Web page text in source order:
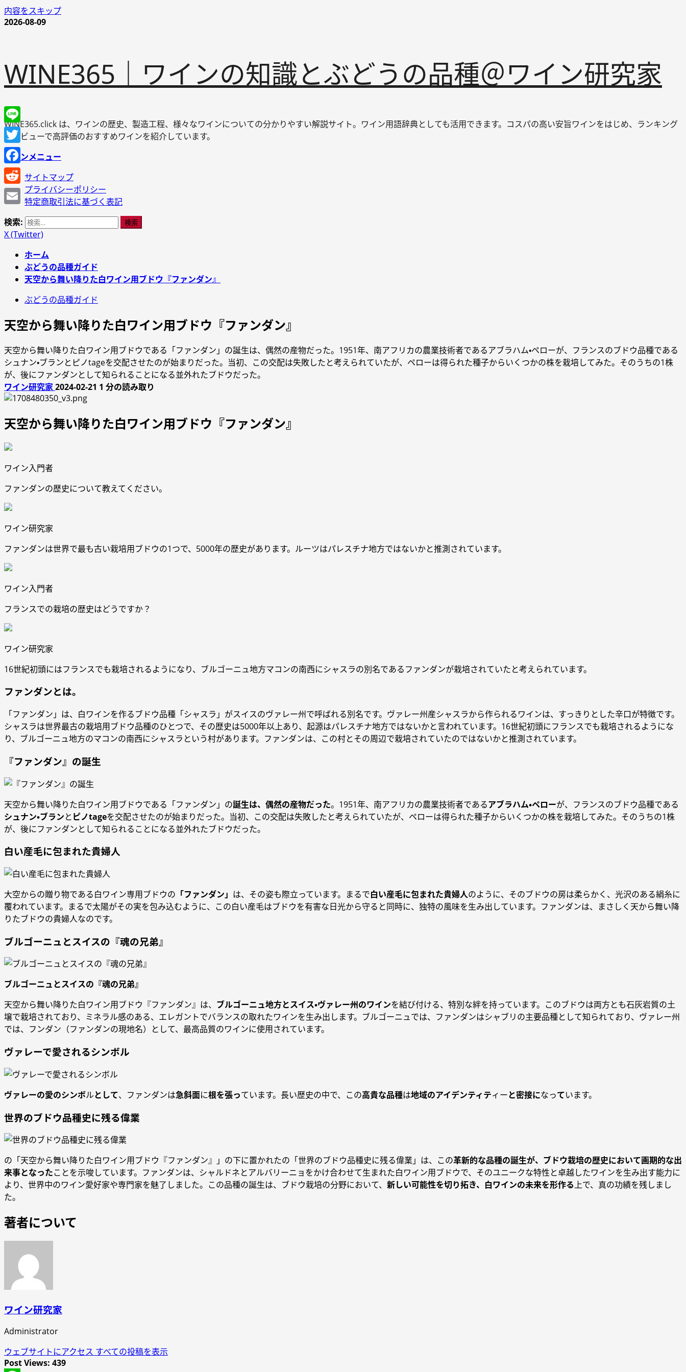
内容をスキップ
2026-08-09
WINE365｜ワインの知識とぶどうの品種＠ワイン研究家
WINE365.click は、ワインの歴史、製造工程、様々なワインについての分かりやすい解説サイト。ワイン用語辞典としても活用できます。コスパの高い安旨ワインをはじめ、ランキング
やレビューで高評価のおすすめワインを紹介しています。
メインメニュー
サイトマップ
プライバシーポリシー
特定商取引法に基づく表記
検索:
X (Twitter)
ホーム
ぶどうの品種ガイド
天空から舞い降りた白ワイン用ブドウ『ファンダン』
ぶどうの品種ガイド
天空から舞い降りた白ワイン用ブドウ『ファンダン』
天空から舞い降りた白ワイン用ブドウである「ファンダン」の誕生は、偶然の産物だった。1951年、南アフリカの農業技術者であるアブラハム・ペローが、フランスのブドウ品種である
シュナン・ブランとピノtageを交配させたのが始まりだった。当初、この交配は失敗したと考えられていたが、ペローは得られた種子からいくつかの株を栽培してみた。そのうちの1株
が、後にファンダンとして知られることになる並外れたブドウだった。
ワイン研究家2024-02-21 1 分の読み取り
天空から舞い降りた白ワイン用ブドウ『ファンダン』
ワイン入門者
ファンダンの歴史について教えてください。
ワイン研究家
ファンダンは世界で最も古い栽培用ブドウの1つで、5000年の歴史があります。ルーツはパレスチナ地方ではないかと推測されています。
ワイン入門者
フランスでの栽培の歴史はどうですか？
ワイン研究家
16世紀初頭にはフランスでも栽培されるようになり、ブルゴーニュ地方マコンの南西にシャスラの別名であるファンダンが栽培されていたと考えられています。
ファンダンとは。
「ファンダン」は、白ワインを作るブドウ品種「シャスラ」がスイスのヴァレー州で呼ばれる別名です。ヴァレー州産シャスラから作られるワインは、すっきりとした辛口が特徴です。
シャスラは世界最古の栽培用ブドウ品種のひとつで、その歴史は5000年以上あり、起源はパレスチナ地方ではないかと言われています。16世紀初頭にフランスでも栽培されるようにな
り、ブルゴーニュ地方のマコンの南西にシャスラという村があります。ファンダンは、この村とその周辺で栽培されていたのではないかと推測されています。
『ファンダン』の誕生
天空から舞い降りた白ワイン用ブドウである「ファンダン」の誕生は、偶然の産物だった。1951年、南アフリカの農業技術者であるアブラハム・ペローが、フランスのブドウ品種である
シュナン・ブランとピノtageを交配させたのが始まりだった。当初、この交配は失敗したと考えられていたが、ペローは得られた種子からいくつかの株を栽培してみた。そのうちの1株
が、後にファンダンとして知られることになる並外れたブドウだった。
白い産毛に包まれた貴婦人
大空からの贈り物である白ワイン専用ブドウの 「ファンダン」 は、その姿も際立っています。まるで白い産毛に包まれた貴婦人のように、そのブドウの房は柔らかく、光沢のある絹糸に
覆われています。まるで太陽がその実を包み込むように、この白い産毛はブドウを有害な日光から守ると同時に、独特の風味を生み出しています。ファンダンは、まさしく天から舞い降
りたブドウの貴婦人なのです。
ブルゴーニュとスイスの『魂の兄弟』
ブルゴーニュとスイスの『魂の兄弟』
天空から舞い降りた白ワイン用ブドウ『ファンダン』は、 ブルゴーニュ地方とスイス・ヴァレー州のワインを結び付ける、特別な絆を持っています。このブドウは両方とも石灰岩質の土
壌で栽培されており、ミネラル感のある、エレガントでバランスの取れたワインを生み出します。ブルゴーニュでは、ファンダンはシャブリの主要品種として知られており、ヴァレー州
では、フンダン（ファンダンの現地名）として、最高品質のワインに使用されています。
ヴァレーで愛されるシンボル
ヴァレーの愛のシンボルとして、ファンダンは急斜面に根を張っています。長い歴史の中で、この高貴な品種は地域のアイデンティティーと密接になっています。
世界のブドウ品種史に残る偉業
の「天空から舞い降りた白ワイン用ブドウ『ファンダン』」の下に置かれたの「世界のブドウ品種史に残る偉業」は、この革新的な品種の誕生が、ブドウ栽培の歴史において画期的な出
来事となったことを示唆しています。ファンダンは、シャルドネとアルバリーニョをかけ合わせて生まれた白ワイン用ブドウで、そのユニークな特性と卓越したワインを生み出す能力に
より、世界中のワイン愛好家や専門家を魅了しました。この品種の誕生は、ブドウ栽培の分野において、 新しい可能性を切り拓き、白ワインの未来を形作る上で、真の功績を残しまし
た。
著者について
ワイン研究家
Administrator
ウェブサイトにアクセス すべての投稿を表示
Post Views: 439
Line
Twitter
Facebook
Reddit